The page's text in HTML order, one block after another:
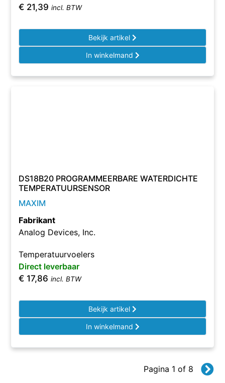
€ 21,39 incl. BTW
Bekijk artikel
In winkelmand
DS18B20 PROGRAMMEERBARE WATERDICHTE
TEMPERATUURSENSOR
MAXIM
Fabrikant
Analog Devices, Inc.
Temperatuurvoelers
Direct leverbaar
€ 17,86 incl. BTW
Bekijk artikel
In winkelmand
Pagina 1 of 8